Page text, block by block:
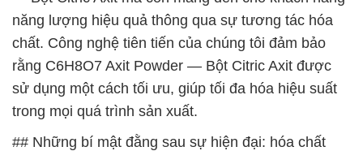
năng lượng hiệu quả thông qua sự tương tác hóa
chất. Công nghệ tiên tiến của chúng tôi đảm bảo
rằng C6H8O7 Axit Powder — Bột Citric Axit được
sử dụng một cách tối ưu, giúp tối đa hóa hiệu suất
trong mọi quá trình sản xuất.
## Những bí mật đằng sau sự hiện đại: hóa chất